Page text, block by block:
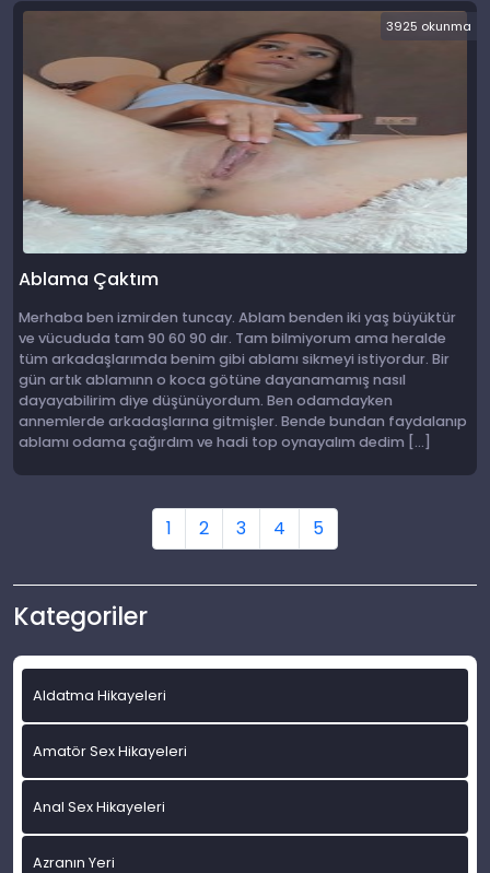
3925 okunma
Ablama Çaktım
Merhaba ben izmirden tuncay. Ablam benden iki yaş büyüktür
ve vücududa tam 90 60 90 dır. Tam bilmiyorum ama heralde
tüm arkadaşlarımda benim gibi ablamı sikmeyi istiyordur. Bir
gün artık ablamınn o koca götüne dayanamamış nasıl
dayayabilirim diye düşünüyordum. Ben odamdayken
annemlerde arkadaşlarına gitmişler. Bende bundan faydalanıp
ablamı odama çağırdım ve hadi top oynayalım dedim […]
1 2 3 4 5
Kategoriler
Aldatma Hikayeleri
Amatör Sex Hikayeleri
Anal Sex Hikayeleri
Azranın Yeri